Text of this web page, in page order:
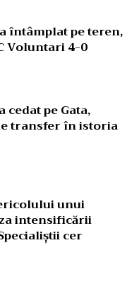
întâmplat pe teren,
Voluntari 4-0
pe Gata,
transfer în istoria
unui
intensificării
cer